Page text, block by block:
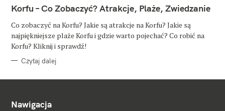
T
E
O
R
I
Korfu – Co Zobaczyć? Atrakcje, Plaże, Zwiedzanie
Co zobaczyć na Korfu? Jakie są atrakcje na Korfu? Jakie są
najpiękniejsze plaże Korfu i gdzie warto pojechać? Co robić na
Korfu? Kliknij i sprawdź!
Czytaj dalej
Nawigacja